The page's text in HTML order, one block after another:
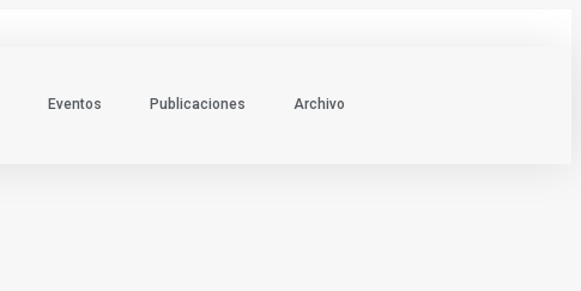
Eventos Publicaciones Archivo